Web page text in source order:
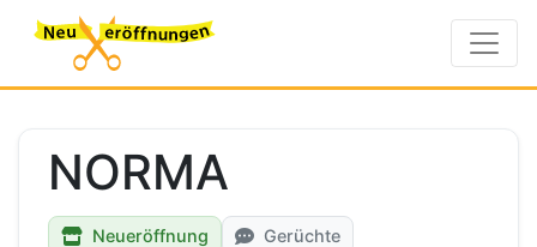
NORMA
Neueröffnung
Gerüchte